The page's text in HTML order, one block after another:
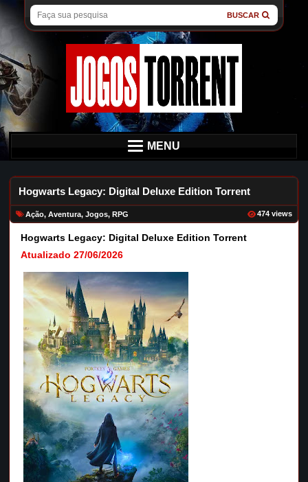
BUSCAR
MENU
Hogwarts Legacy: Digital Deluxe Edition Torrent
Ação,Aventura,Jogos,RPG 474 views
Hogwarts Legacy: Digital Deluxe Edition Torrent
Atualizado 27/06/2026